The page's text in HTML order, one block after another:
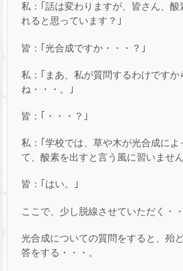
私：｢話は変わりますが、皆さん、
れると思っています？｣
皆：｢光合成ですか・・・？｣
私：｢まあ、私が質問するわけです
ね・・・。｣
皆：｢・・・？｣
私：｢学校では、草や木が光合成に
て、酸素を出すと言う風に習いませ
皆：｢はい。｣
ここで、少し脱線させていただく・・
光合成についての質問をすると、殆
答をする・・・。